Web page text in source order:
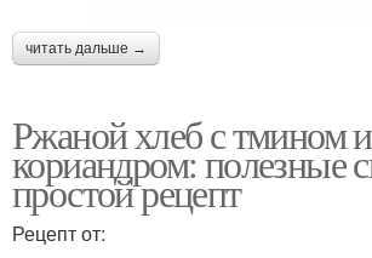
читать дальше →
Ржаной хлеб с тмином и
кориандром: полезные
простой рецепт
Рецепт от: